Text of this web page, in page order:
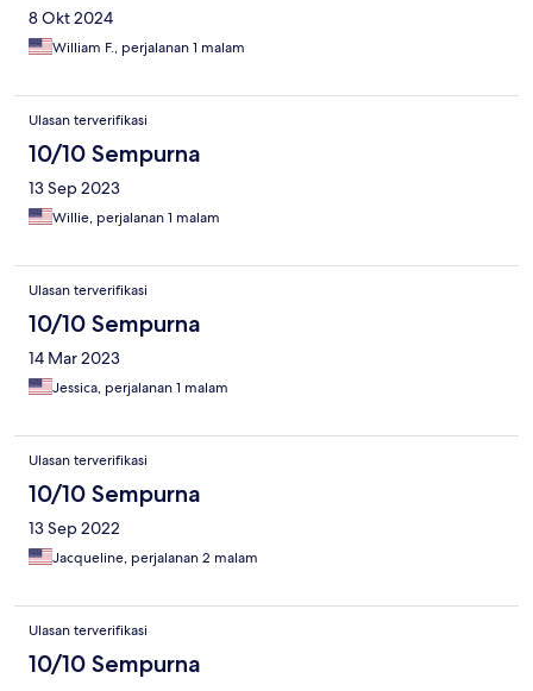
8 Okt 2024
William F., perjalanan 1 malam
Ulasan terverifikasi
10/10 Sempurna
13 Sep 2023
Willie, perjalanan 1 malam
Ulasan terverifikasi
10/10 Sempurna
14 Mar 2023
Jessica, perjalanan 1 malam
Ulasan terverifikasi
10/10 Sempurna
13 Sep 2022
Jacqueline, perjalanan 2 malam
Ulasan terverifikasi
10/10 Sempurna